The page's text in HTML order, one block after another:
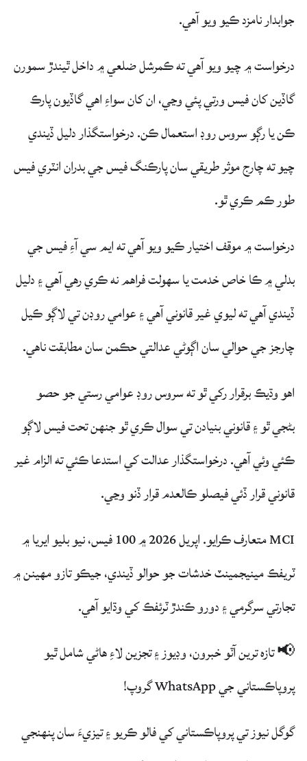
جوابدار نامزد ڪيو ويو آهي.
درخواست ۾ چيو ويو آهي ته ڪمرشل ضلعي ۾ داخل ٿيندڙ سمورن
گاڏين کان فيس ورتي پئي وڃي، ان کان سواءِ اهي گاڏيون پارڪ
ڪن يا رڳو سروس روڊ استعمال ڪن. درخواستگذار دليل ڏيندي
چيو ته چارج موثر طريقي سان پارڪنگ فيس جي بدران انٽري فيس
طور ڪم ڪري ٿو.
درخواست ۾ موقف اختيار ڪيو ويو آهي ته ايم سي آءِ فيس جي
بدلي ۾ ڪا خاص خدمت يا سهولت فراهم نه ڪري رهي آهي ۽ دليل
ڏيندي آهي ته ليوي غير قانوني آهي ۽ عوامي روڊن تي لاڳو ڪيل
چارجز جي حوالي سان اڳوڻي عدالتي حڪمن سان مطابقت ناهي.
اهو وڌيڪ برقرار رکي ٿو ته سروس روڊ عوامي رستي جو حصو
بڻجي ٿو ۽ قانوني بنيادن تي سوال ڪري ٿو جنهن تحت فيس لاڳو
ڪئي وئي آهي. درخواستگذار عدالت کي استدعا ڪئي ته الزام غير
قانوني قرار ڏئي فيصلو ڪالعدم قرار ڏنو وڃي.
MCI متعارف ڪرايو. اپريل 2026 ۾ 100 فيس، نيو بليو ايريا ۾
ٽريفڪ مينيجمينٽ خدشات جو حوالو ڏيندي، جيڪو تازو مهينن ۾
تجارتي سرگرمي ۽ دورو ڪندڙ ٽرئفڪ کي وڌايو آهي.
📢 تازه ترين آٽو خبرون، وڊيوز ۽ تجزين لاءِ ھاڻي شامل ٿيو
پروپاڪستاني جي WhatsApp گروپ!
گوگل نيوز تي پروپاڪستاني کي فالو ڪريو ۽ تيزيءَ سان پنهنجي